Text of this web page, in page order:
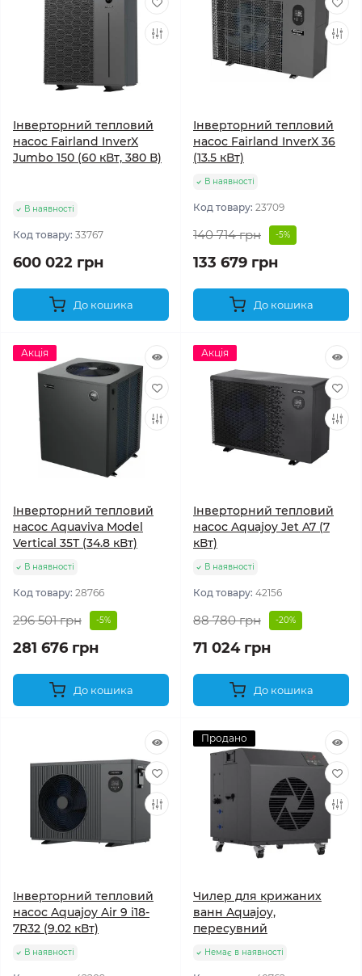
Інверторний тепловий
насос Fairland InverX
Jumbo 150 (60 кВт, 380 В)
В наявності
Код товару: 33767
600 022 грн
До кошика
Інверторний тепловий
насос Fairland InverX 36
(13.5 кВт)
В наявності
Код товару: 23709
140 714 грн -5%
133 679 грн
До кошика
Акція
Інверторний тепловий
насос Aquaviva Model
Vertical 35T (34.8 кВт)
В наявності
Код товару: 28766
296 501 грн -5%
281 676 грн
До кошика
Акція
Інверторний тепловий
насос Aquajoy Jet A7 (7
кВт)
В наявності
Код товару: 42156
88 780 грн -20%
71 024 грн
До кошика
Інверторний тепловий
насос Aquajoy Air 9 i18-
7R32 (9.02 кВт)
В наявності
Продано
Чилер для крижаних
ванн Aquajoy,
пересувний
Немає в наявності